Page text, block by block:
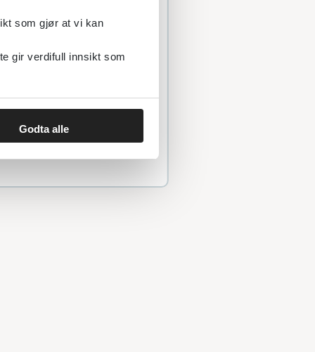
som gjør at vi kan
gir verdifull innsikt som
Godta alle
er pasteurisering
Slike tiltak vil
jordbær og rød
mindre doser